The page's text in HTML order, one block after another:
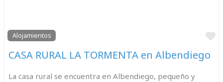
Alojamientos
CASA RURAL LA TORMENTA en Albendiego
La casa rural se encuentra en Albendiego, pequeño y